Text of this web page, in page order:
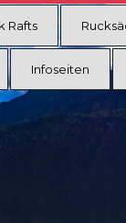
Rafts
Infoseiten